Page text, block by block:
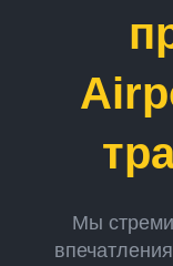
Мы